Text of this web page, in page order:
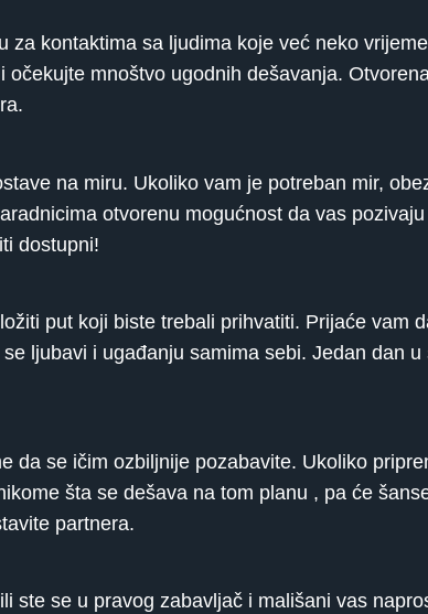
kontaktima sa ljudima koje već neko
mnoštvo ugodnih dešavanja.
na miru. Ukoliko vam je potreban mir,
otvorenu mogućnost da vas
dostupni!
put koji biste trebali prihvatiti. Prijaće vam
ljubavi i ugađanju samima sebi. Jedan dan
da se ičim ozbiljnije pozabavite. Ukoliko
šta se dešava na tom planu , pa će
partnera.
ste se u pravog zabavljač i mališani vas